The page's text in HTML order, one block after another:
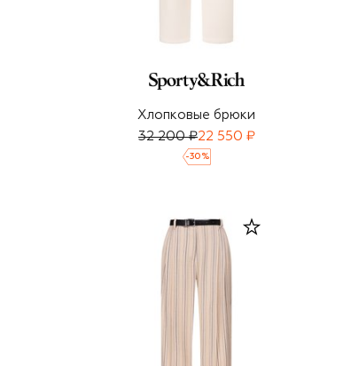
Хлопковые брюки
32 200 ₽22 550 ₽
-30 %